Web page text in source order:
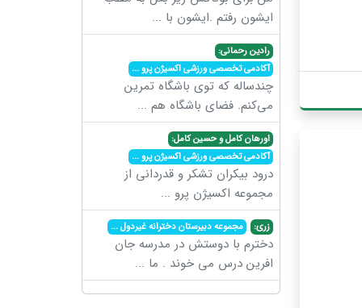
ایشون رفتم .ایشون با ...
رادین رحمانی:
آکادمی تخصصی ورزشی اکسیژن پرو...
چندساله که توی باشگاه تمرین
می‌کنم. فضای باشگاه هم ...
اورهان کامل و حسین کامل:
آکادمی تخصصی ورزشی اکسیژن پرو...
درود بیکران تشکر و قدردانی از
مجموعه اکسیژن پرو ...
زری: مجموعه دبیرستان دخترانه غیردول...
دخترم با دوستش در مدرسه جان
افرین درس می خوند . ما ...